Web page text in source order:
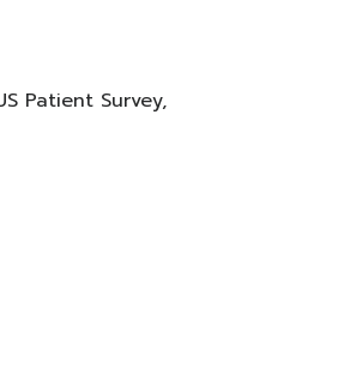
Patient Survey,